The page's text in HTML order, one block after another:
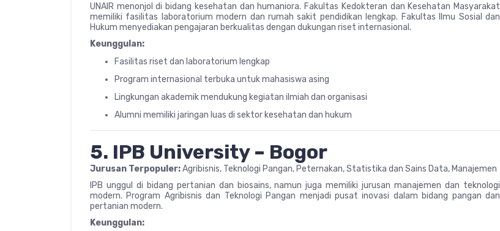
UNAIR menonjol di bidang kesehatan dan humaniora. Fakultas Kedokteran dan Kesehatan Masyarakat
memiliki fasilitas laboratorium modern dan rumah sakit pendidikan lengkap. Fakultas Ilmu Sosial dan
Hukum menyediakan pengajaran berkualitas dengan dukungan riset internasional.
Keunggulan:
Fasilitas riset dan laboratorium lengkap
Program internasional terbuka untuk mahasiswa asing
Lingkungan akademik mendukung kegiatan ilmiah dan organisasi
Alumni memiliki jaringan luas di sektor kesehatan dan hukum
5. IPB University – Bogor
Jurusan Terpopuler:Agribisnis, Teknologi Pangan, Peternakan, Statistika dan Sains Data, Manajemen
IPB unggul di bidang pertanian dan biosains, namun juga memiliki jurusan manajemen dan teknologi
modern. Program Agribisnis dan Teknologi Pangan menjadi pusat inovasi dalam bidang pangan dan
pertanian modern.
Keunggulan: